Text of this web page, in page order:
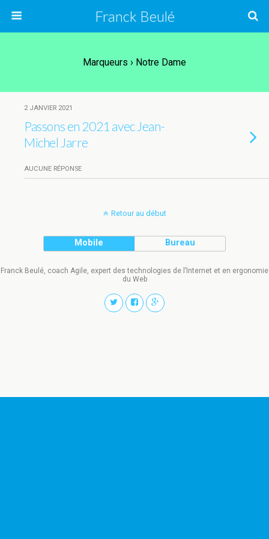
Franck Beulé
Marqueurs › Notre Dame
2 JANVIER 2021
Passons en 2021 avec Jean-
Michel Jarre
AUCUNE RÉPONSE
Retour au début
Mobile Bureau
Franck Beulé, coach Agile, expert des technologies de l’Internet et en ergonomie
du Web